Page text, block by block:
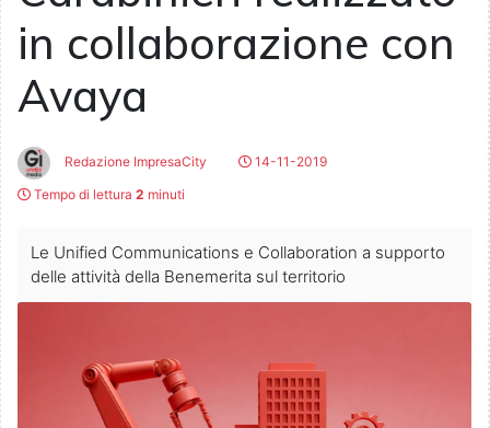
in collaborazione con
Avaya
Redazione ImpresaCity
14-11-2019
Tempo di lettura 2 minuti
Le Unified Communications e Collaboration a supporto
delle attività della Benemerita sul territorio